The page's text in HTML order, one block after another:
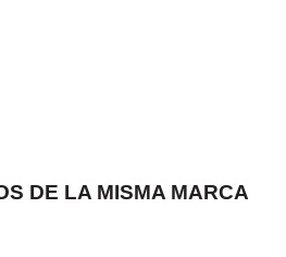
DE LA MISMA MARCA